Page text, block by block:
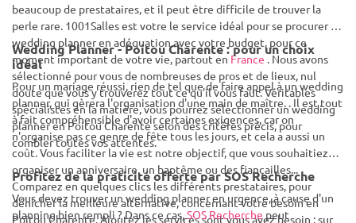
beaucoup de prestataires, et il peut être difficile de trouver la
perle rare. 1001Salles est votre le service idéal pour se procurer un
wedding planner en adéquation avec votre budget, pour ce
moment important de votre vie, partout enFrance. Nous avons
sélectionné pour vous de nombreuses de pros et de lieux, nul
doute que vous y trouverez tout ce qu'il vous faut. Véritables
spécialistes en la matière, vous pourrez sélectionner un wedding
planner en Poitou Charente selon des critères précis, pour
combler toutes vos attentes.
Wedding Planner - Poitou Charente : pour un choix
idéal
Pour un mariage réussi, rien de tel que de faire appel à un wedding
planner, qui gèrera l'organisation d'une main de maître. . Il est tout
à fait compréhensible d'avoir certaines exigences, car on
n'organise pas ce genre de fête tous les jours, et cela a aussi un
coût. Vous faciliter la vie est notre objectif, que vous souhaitiez
organiser un anniversaire, un baptême ou des fiançailles...
Comparez en quelques clics les différents prestataires, pour
dénicher la meilleure alternative, concernant votre besoin en
Poitou Charente. Ajoutez les services sont vous avez besoin : sur
Profitez de la praticité offerte par SOS Recherche
Vous devez trouver un wedding planner en urgence, à cause d'un
planning bien rempli ? Dans ce cas,SOS Recherche peut